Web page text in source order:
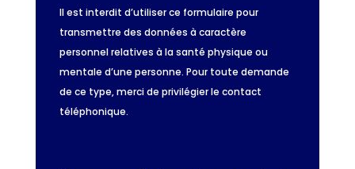
Il est interdit d’utiliser ce formulaire pour
transmettre des données à caractère
personnel relatives à la santé physique ou
mentale d’une personne. Pour toute demande
de ce type, merci de privilégier le contact
téléphonique.